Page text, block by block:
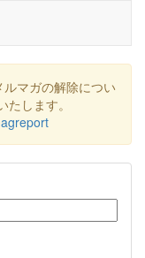
マガの解除につい
します。